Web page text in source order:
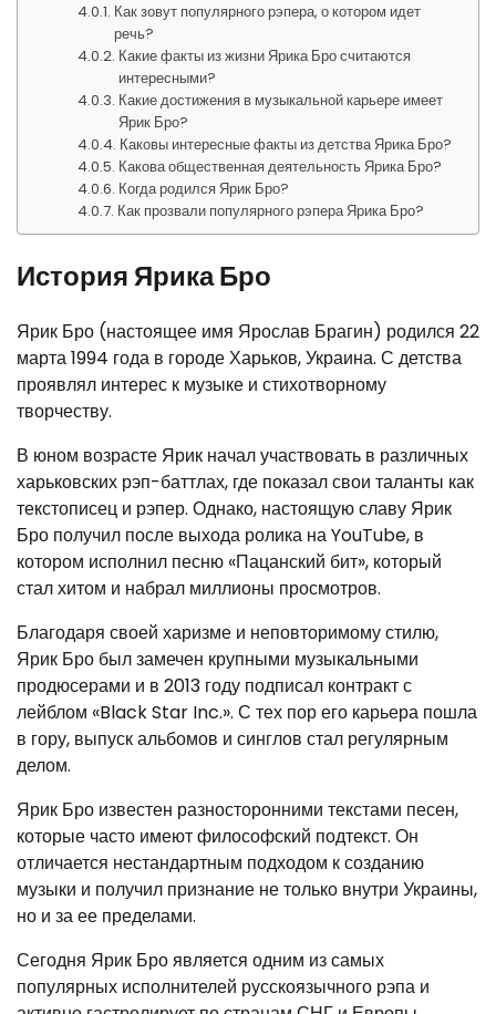
Как зовут популярного рэпера, о котором идет
речь?
Какие факты из жизни Ярика Бро считаются
интересными?
Какие достижения в музыкальной карьере имеет
Ярик Бро?
Каковы интересные факты из детства Ярика Бро?
Какова общественная деятельность Ярика Бро?
Когда родился Ярик Бро?
Как прозвали популярного рэпера Ярика Бро?
История Ярика Бро
Ярик Бро (настоящее имя Ярослав Брагин) родился 22
марта 1994 года в городе Харьков, Украина. С детства
проявлял интерес к музыке и стихотворному
творчеству.
В юном возрасте Ярик начал участвовать в различных
харьковских рэп-баттлах, где показал свои таланты как
текстописец и рэпер. Однако, настоящую славу Ярик
Бро получил после выхода ролика на YouTube, в
котором исполнил песню «Пацанский бит», который
стал хитом и набрал миллионы просмотров.
Благодаря своей харизме и неповторимому стилю,
Ярик Бро был замечен крупными музыкальными
продюсерами и в 2013 году подписал контракт с
лейблом «Black Star Inc.». С тех пор его карьера пошла
в гору, выпуск альбомов и синглов стал регулярным
делом.
Ярик Бро известен разносторонними текстами песен,
которые часто имеют философский подтекст. Он
отличается нестандартным подходом к созданию
музыки и получил признание не только внутри Украины,
но и за ее пределами.
Сегодня Ярик Бро является одним из самых
популярных исполнителей русскоязычного рэпа и